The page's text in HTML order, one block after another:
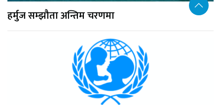
हर्मुज सम्झौता अन्तिम चरणमा